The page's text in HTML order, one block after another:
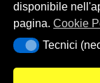
Portale realizzato
Template Italia
(Alioth)
disponibile
pagina.Cookie
TecniciTecnici